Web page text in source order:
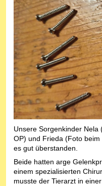
Unsere Sorgenkinder
OP) und Frieda (Foto
es gut überstanden.
Beide hatten arge
einem spezialisierten
musste der Tierarzt in